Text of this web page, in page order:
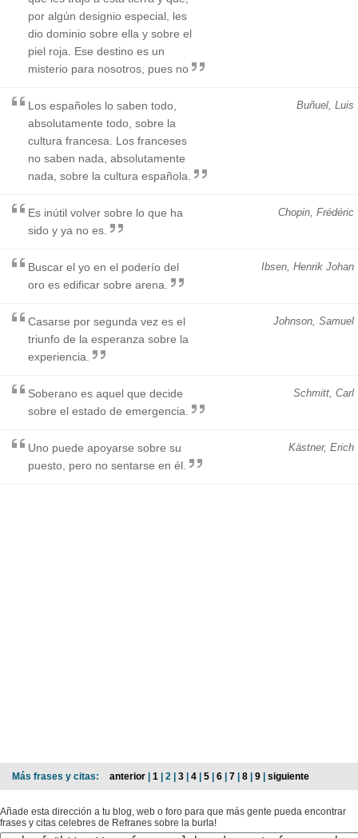
por algún designio especial, les
dio dominio sobre ella y sobre el
piel roja. Ese destino es un
misterio para nosotros, pues no
Buñuel, Luis
Los españoles lo saben todo,
absolutamente todo, sobre la
cultura francesa. Los franceses
no saben nada, absolutamente
nada, sobre la cultura española.
Chopin, Frédéric
Es inútil volver sobre lo que ha
sido y ya no es.
Ibsen, Henrik Johan
Buscar el yo en el poderío del
oro es edificar sobre arena.
Johnson, Samuel
Casarse por segunda vez es el
triunfo de la esperanza sobre la
experiencia.
Schmitt, Carl
Soberano es aquel que decide
sobre el estado de emergencia.
Kästner, Erich
Uno puede apoyarse sobre su
puesto, pero no sentarse en él.
Más frases y citas: anterior | 1 | 2 | 3 | 4 | 5 | 6 | 7 | 8 | 9 | siguiente
Añade esta dirección a tu blog, web o foro para que más gente pueda encontrar
frases y citas celebres de Refranes sobre la burla!